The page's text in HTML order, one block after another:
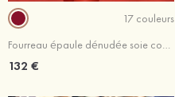
17 couleurs
Fourreau épaule dénudée soie comme du satin courte/mini robe de fête de la rentrée avec appliqué drapé latéral
132 €